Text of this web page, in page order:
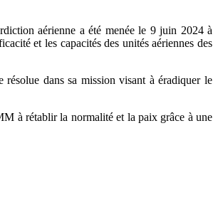
aérienne a été menée le 9 juin 2024 à
et les capacités des unités aériennes des
dans sa mission visant à éradiquer le
à rétablir la normalité et la paix grâce à une